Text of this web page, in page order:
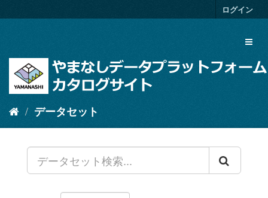
キ
ログイン
データセット